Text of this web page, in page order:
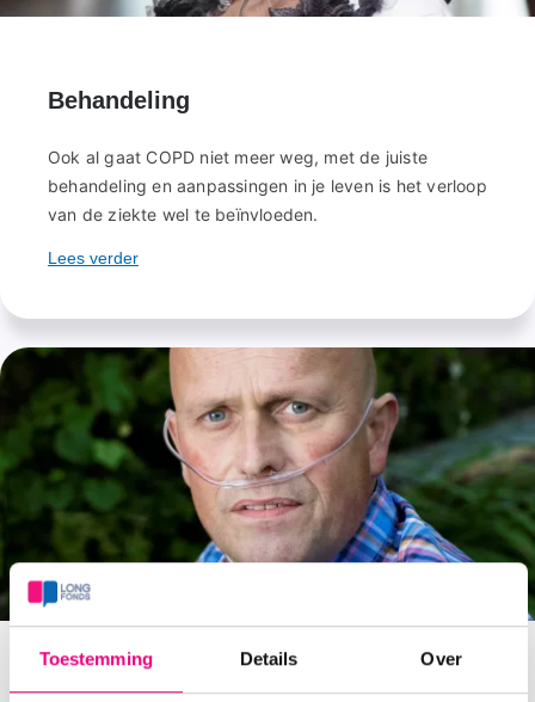
Toestemming Details Over
Behandeling
Ook al gaat COPD niet meer weg, met de juiste
behandeling en aanpassingen in je leven is het verloop
van de ziekte wel te beïnvloeden.
Lees verder